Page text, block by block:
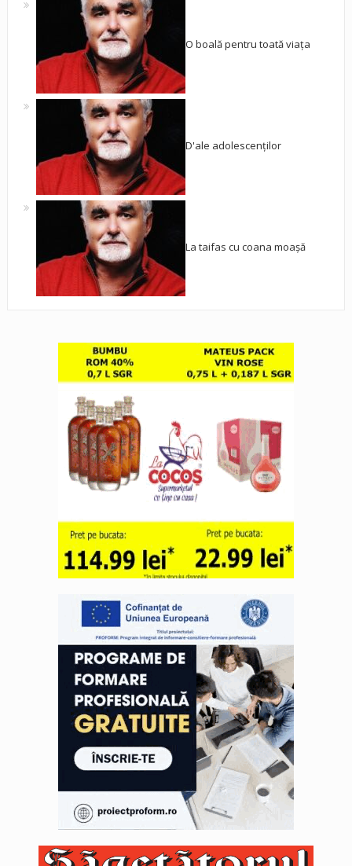
O boală pentru toată viața
D'ale adolescenților
La taifas cu coana moașă